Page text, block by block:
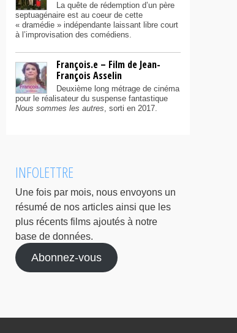
La quête de rédemption d’un père
septuagénaire est au coeur de cette
« dramédie » indépendante laissant libre court
à l’improvisation des comédiens.
François.e – Film de Jean-
François Asselin
Deuxième long métrage de cinéma
pour le réalisateur du suspense fantastique
Nous sommes les autres, sorti en 2017.
INFOLETTRE
Une fois par mois, nous envoyons un
résumé de nos articles ainsi que les
plus récents films ajoutés à notre
base de données.
Abonnez-vous